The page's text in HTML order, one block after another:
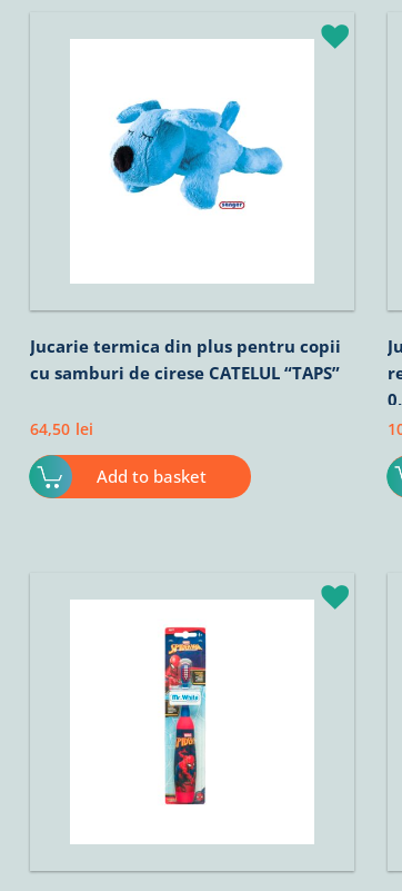
Jucarie termica din plus pentru copii
cu samburi de cirese CATELUL “TAPS”
64,50 lei
Add to basket